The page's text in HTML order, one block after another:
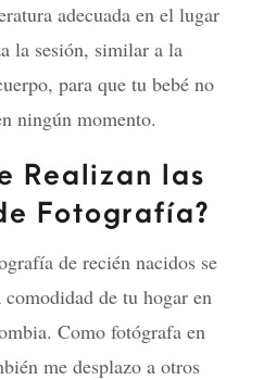
adecuada en el lugar
la sesión, similar a la
para que tu bebé no
ningún momento.
Realizan las
Fotografía?
de recién nacidos se
de tu hogar en
Como fotógrafa en
me desplazo a otros